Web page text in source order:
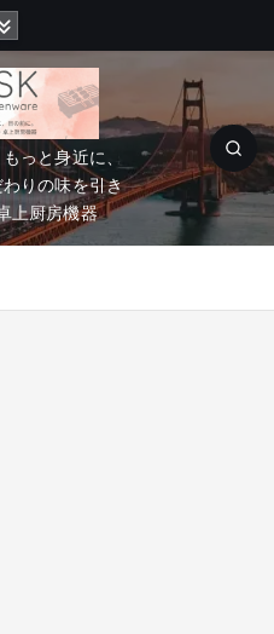
っと身近に、
わりの味を引き
上厨房機器